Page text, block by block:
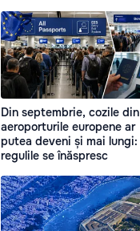
Din septembrie, cozile din
aeroporturile europene ar
putea deveni și mai lungi:
regulile se înăspresc